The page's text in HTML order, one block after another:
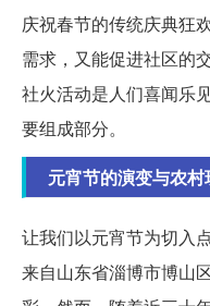
庆祝春节的传统庆典狂
需求，又能促进社区的
社火活动是人们喜闻乐
要组成部分。
元宵节的演变与农村
让我们以元宵节为切入
来自山东省淄博市博山